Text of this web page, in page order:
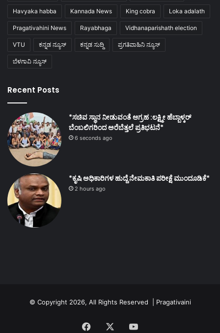
Havyaka habba Kannada News King cobra Loka adalath
Pragativahini News Rayabhaga Vidhanaparishath election
VTU ಕನ್ನಡ ನ್ಯೂಸ್ ಕನ್ನಡ ಸುದ್ದಿ ಪ್ರಗತಿವಾಹಿನಿ ನ್ಯೂಸ್
ಬೆಳಗಾವಿ ನ್ಯೂಸ್
Recent Posts
*ಸಚಿವ ಸ್ಥಾನ ನೀಡುವಂತೆ ಆಗ್ರಹ :ಲಕ್ಷ್ಮೀ ಹೆಬ್ಬಾಳ್ಕರ್
ಬೆಂಬಲಿಗರಿಂದ ಅರೆಬೆತ್ತಲೆ ಪ್ರತಿಭಟನೆ*
6 seconds ago
*ಕೃಷಿ ಅಧಿಕಾರಿಗಳ ಹುದ್ದೆ ನೇಮಕಾತಿ ಪರೀಕ್ಷೆ ಮುಂದೂಡಿಕೆ*
2 hours ago
© Copyright 2026, All Rights Reserved | Pragativaini
Facebook YouTube